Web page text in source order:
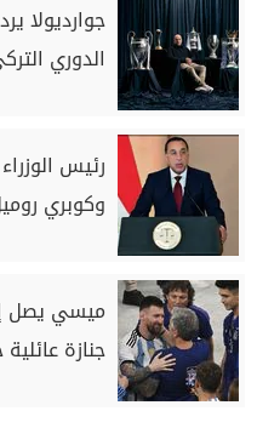
جوارديولا
الدوري
رئيس
وكوبري
ميسي يصل
جنازة